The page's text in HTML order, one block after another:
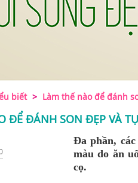
biết Làm thế nào để đánh
ĐỂ ĐÁNH SON ĐẸP VÀ
Đa phần,
màu do ăn
cọ.